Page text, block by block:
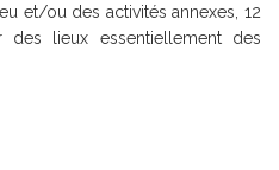
et/ou des activités annexes, 12
lieux essentiellement des